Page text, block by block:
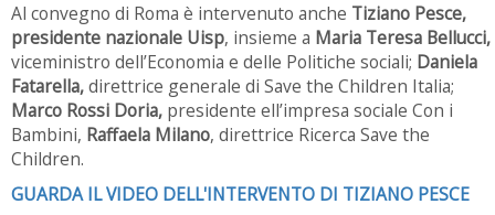
Al convegno di Roma è intervenuto anche Tiziano Pesce,
presidente nazionale Uisp, insieme a Maria Teresa Bellucci,
viceministro dell’Economia e delle Politiche sociali; Daniela
Fatarella,direttrice generale di Save the Children Italia;
Marco Rossi Doria, presidente ell’impresa sociale Con i
Bambini, Raffaela Milano, direttrice Ricerca Save the
Children.
GUARDA IL VIDEO DELL'INTERVENTO DI TIZIANO PESCE